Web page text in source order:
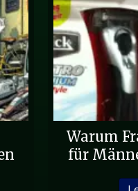
Warum
für